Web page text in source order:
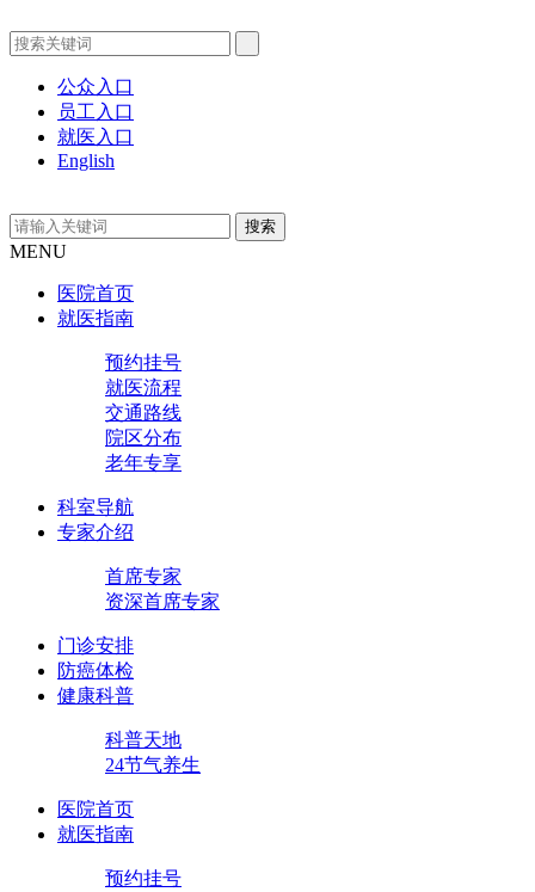
公众入口
员工入口
就医入口
English
MENU
医院首页
就医指南
预约挂号
就医流程
交通路线
院区分布
老年专享
科室导航
专家介绍
首席专家
资深首席专家
门诊安排
防癌体检
健康科普
科普天地
24节气养生
医院首页
就医指南
预约挂号